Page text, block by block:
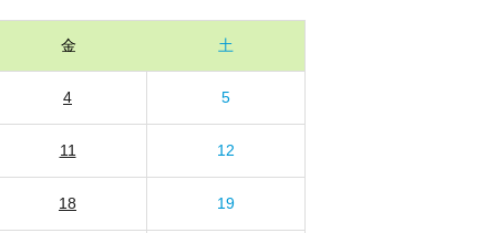
金 土
4 5
11 12
18 19